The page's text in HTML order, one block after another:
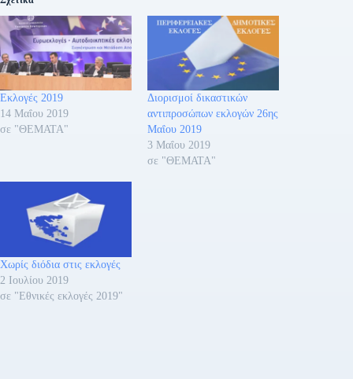
Εκλογές 2019
14 Μαΐου 2019
σε "ΘΕΜΑΤΑ"
Διορισμοί δικαστικών
αντιπροσώπων εκλογών 26ης
Μαΐου 2019
3 Μαΐου 2019
σε "ΘΕΜΑΤΑ"
Χωρίς διόδια στις εκλογές
2 Ιουλίου 2019
σε "Εθνικές εκλογές 2019"